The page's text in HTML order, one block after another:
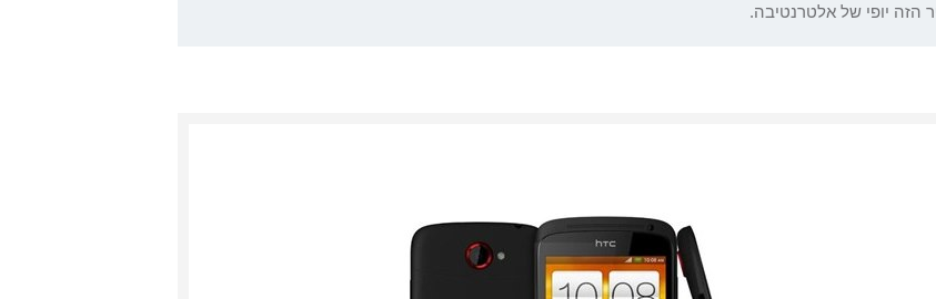
הזה יופי של אלטרנטיבה.